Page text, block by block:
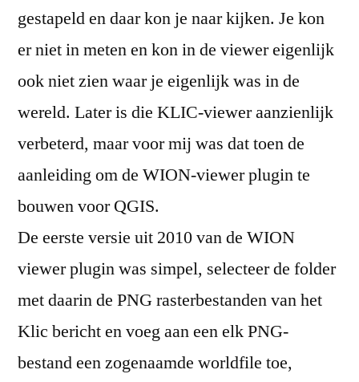
gestapeld en daar kon je naar kijken. Je kon
er niet in meten en kon in de viewer eigenlijk
ook niet zien waar je eigenlijk was in de
wereld. Later is die KLIC-viewer aanzienlijk
verbeterd, maar voor mij was dat toen de
aanleiding om de WION-viewer plugin te
bouwen voor QGIS.
De eerste versie uit 2010 van de WION
viewer plugin was simpel, selecteer de folder
met daarin de PNG rasterbestanden van het
Klic bericht en voeg aan een elk PNG-
bestand een zogenaamde worldfile toe,